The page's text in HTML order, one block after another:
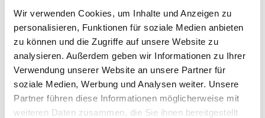
Wir verwenden Cookies, um Inhalte und Anzeigen zu
personalisieren, Funktionen für soziale Medien anbieten
zu können und die Zugriffe auf unsere Website zu
analysieren. Außerdem geben wir Informationen zu Ihrer
Verwendung unserer Website an unsere Partner für
soziale Medien, Werbung und Analysen weiter. Unsere
Partner führen diese Informationen möglicherweise mit
weiteren Daten zusammen, die Sie ihnen bereitgestellt
Gummibeißring an einer Schnur - zum Kauen und Ziehen.
Der Ball ist an einer 30 cm langen Schnur aufgehängt, die in einer
Schlaufe endet. So haben Sie mehr Kontrolle über Ihre Spielzeit. Ziehen,
zerren oder einfach den Ball apportieren - all das wird Ihrem Haustier
großen Spaß machen.